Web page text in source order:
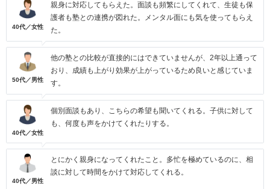
40代／女性
親身に対応してもらえた。面談も頻繁にしてくれて、生徒も保
護者も塾との連携が図れた。メンタル面にも気を使ってもらえ
た。
50代／男性
他の塾との比較が直接的にはできていませんが、2年以上通って
おり、成績も上がり効果が上がっているため良いと感じていま
す。
40代／女性
個別面談もあり、こちらの希望も聞いてくれる。子供に対して
も、何度も声をかけてくれたりする。
40代／男性
とにかく親身になってくれたこと。多忙を極めているのに、相
談に対して時間をかけて対応してくれる。